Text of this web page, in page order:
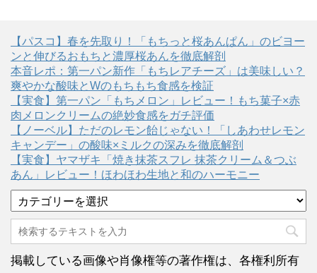
【パスコ】春を先取り！「もちっと桜あんぱん」のビヨー
ンと伸びるおもちと濃厚桜あんを徹底解剖
本音レポ：第一パン新作「もちレアチーズ」は美味しい？
爽やかな酸味とWのもちもち食感を検証
【実食】第一パン「もちメロン」レビュー！もち菓子×赤
肉メロンクリームの絶妙食感をガチ評価
【ノーベル】ただのレモン飴じゃない！「しあわせレモン
キャンデー」の酸味×ミルクの深みを徹底解剖
【実食】ヤマザキ「焼き抹茶スフレ 抹茶クリーム＆つぶ
あん」レビュー！ほわほわ生地と和のハーモニー
テ
ゴ
リ
ー
掲載している画像や肖像権等の著作権は、各権利所有